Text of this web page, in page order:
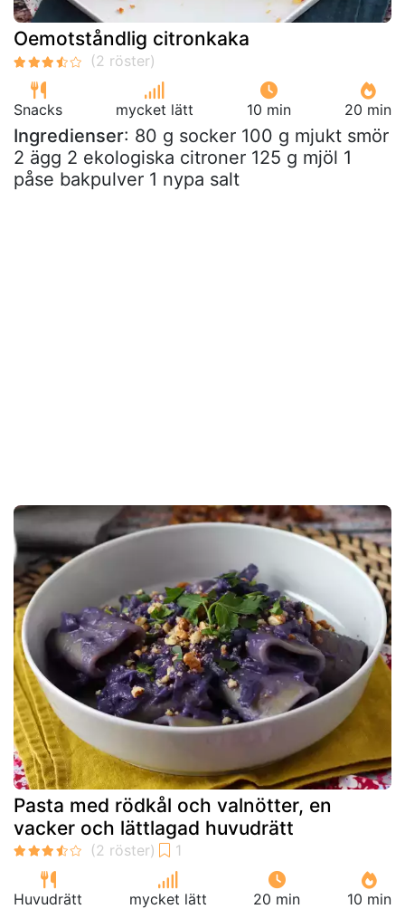
Oemotståndlig citronkaka
Snacks mycket lätt 10 min 20 min
Ingredienser: 80 g socker 100 g mjukt smör
2 ägg 2 ekologiska citroner 125 g mjöl 1
påse bakpulver 1 nypa salt
Pasta med rödkål och valnötter, en
vacker och lättlagad huvudrätt
Huvudrätt mycket lätt 20 min 10 min